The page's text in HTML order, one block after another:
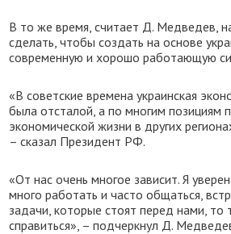
В то же время, считает Д. Медведев,
сделать, чтобы создать на основе
современную и хорошо работающую
«В советские времена украинская
была отсталой, а по многим позициям
экономической жизни в других
– сказал Президент РФ.
«От нас очень многое зависит. Я
много работать и часто общаться,
задачи, которые стоят перед нами, то
справиться», – подчеркнул Д.